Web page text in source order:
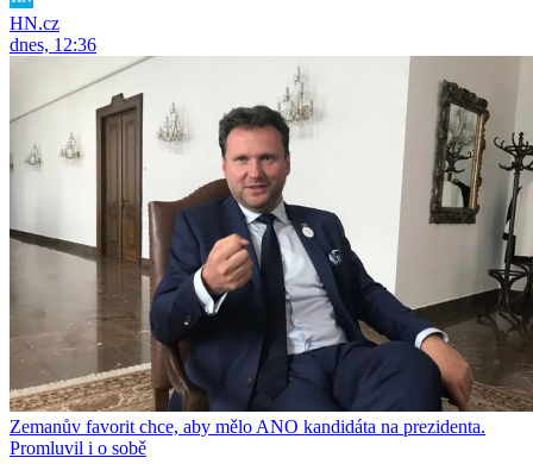
HN.cz
dnes, 12:36
Zemanův favorit chce, aby mělo ANO kandidáta na prezidenta.
Promluvil i o sobě